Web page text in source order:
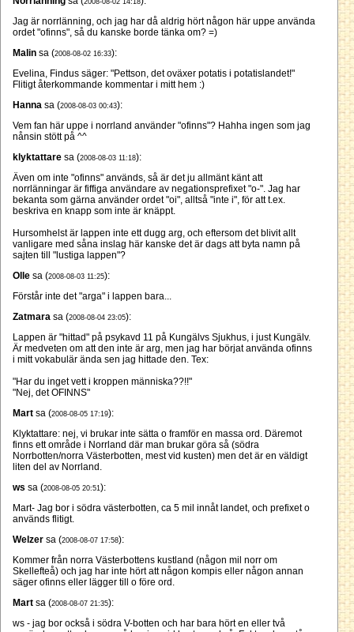
2008-08-02 14:18
Jag är norrlänning, och jag har då aldrig hört någon här uppe använda
ordet "ofinns", så du kanske borde tänka om? =)
Malin sa (2008-08-02 16:33):
Evelina, Findus säger: "Pettson, det oväxer potatis i potatislandet!"
Flitigt återkommande kommentar i mitt hem :)
Hanna sa (2008-08-03 00:43):
Vem fan här uppe i norrland använder "ofinns"? Hahha ingen som jag
nånsin stött på ^^
klyktattare sa (2008-08-03 11:18):
Även om inte "ofinns" används, så är det ju allmänt känt att
norrlänningar är fiffiga användare av negationsprefixet "o-". Jag har
bekanta som gärna använder ordet "oi", alltså "inte i", för att t.ex.
beskriva en knapp som inte är knäppt.
Hursomhelst är lappen inte ett dugg arg, och eftersom det blivit allt
vanligare med såna inslag här kanske det är dags att byta namn på
sajten till "lustiga lappen"?
Olle sa (2008-08-03 11:25):
Förstår inte det "arga" i lappen bara...
Zatmara sa (2008-08-04 23:05):
Lappen är "hittad" på psykavd 11 på Kungälvs Sjukhus, i just Kungälv.
Är medveten om att den inte är arg, men jag har börjat använda ofinns
i mitt vokabulär ända sen jag hittade den. Tex:
"Har du inget vett i kroppen människa??!!"
"Nej, det OFINNS"
Mart sa (2008-08-05 17:19):
Klyktattare: nej, vi brukar inte sätta o framför en massa ord. Däremot
finns ett område i Norrland där man brukar göra så (södra
Norrbotten/norra Västerbotten, mest vid kusten) men det är en väldigt
liten del av Norrland.
ws sa (2008-08-05 20:51):
Mart- Jag bor i södra västerbotten, ca 5 mil innåt landet, och prefixet o
används flitigt.
Welzer sa (2008-08-07 17:58):
Kommer från norra Västerbottens kustland (någon mil norr om
Skellefteå) och jag har inte hört att någon kompis eller någon annan
säger ofinns eller lägger till o före ord.
Mart sa (2008-08-07 21:35):
ws - jag bor också i södra V-botten och har bara hört en eller två